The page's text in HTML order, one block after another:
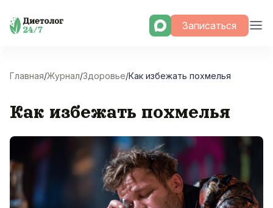
Skip
Записаться
Главная/Журнал/Здоровье/Как избежать похмелья
Как избежать похмелья